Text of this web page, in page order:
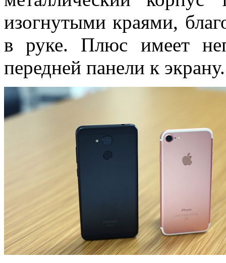
изогнутыми краями,
в руке. Плюс имеет
передней панели к экрану.